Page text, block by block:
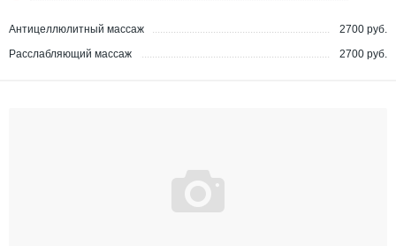
Антицеллюлитный массаж
2700 руб.
Расслабляющий массаж
2700 руб.